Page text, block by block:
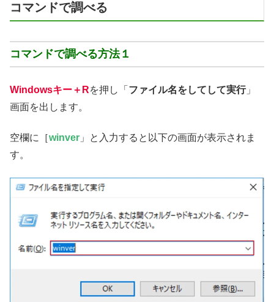
コマンドで調べる
コマンドで調べる方法１
Windowsキー＋Rを押し「 ファイル名をしてして実行」
画面を出します。
空欄に［winver 」と入力すると以下の画面が表示されま
す。